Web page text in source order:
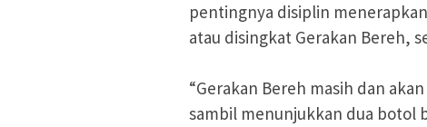
pentingnya disiplin
atau disingkat Gerakan Bereh,
“Gerakan Bereh masih dan
sambil menunjukkan dua botol